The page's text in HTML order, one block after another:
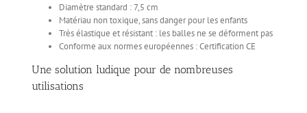
Diamètre standard : 7,5 cm
Matériau non toxique, sans danger pour les enfants
Très élastique et résistant : les balles ne se déforment pas
Conforme aux normes européennes : Certification CE
Une solution ludique pour de nombreuses
utilisations